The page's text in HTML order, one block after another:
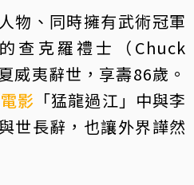
物、同時擁有武術冠軍
查克羅禮士（Chuck
威夷辭世，享壽86歲。
電影 「猛龍過江」中與李
世長辭，也讓外界譁然